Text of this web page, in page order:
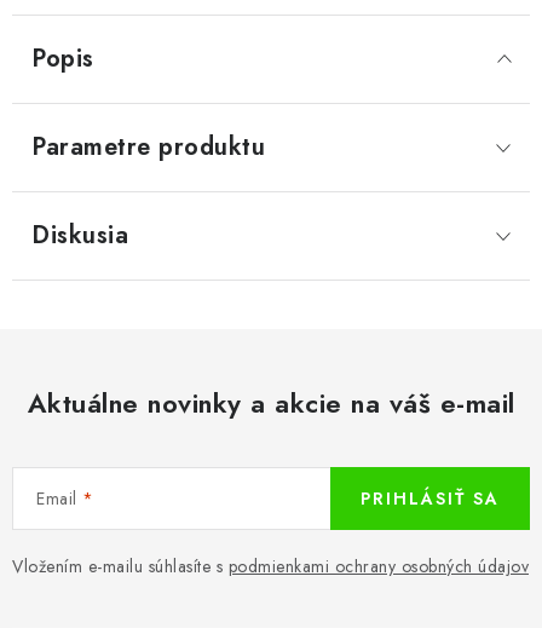
Popis
Parametre produktu
Diskusia
Aktuálne novinky a akcie na váš e-mail
Email
Vložením e-mailu súhlasíte s podmienkami ochrany osobných údajov
PRIHLÁSIŤ SA